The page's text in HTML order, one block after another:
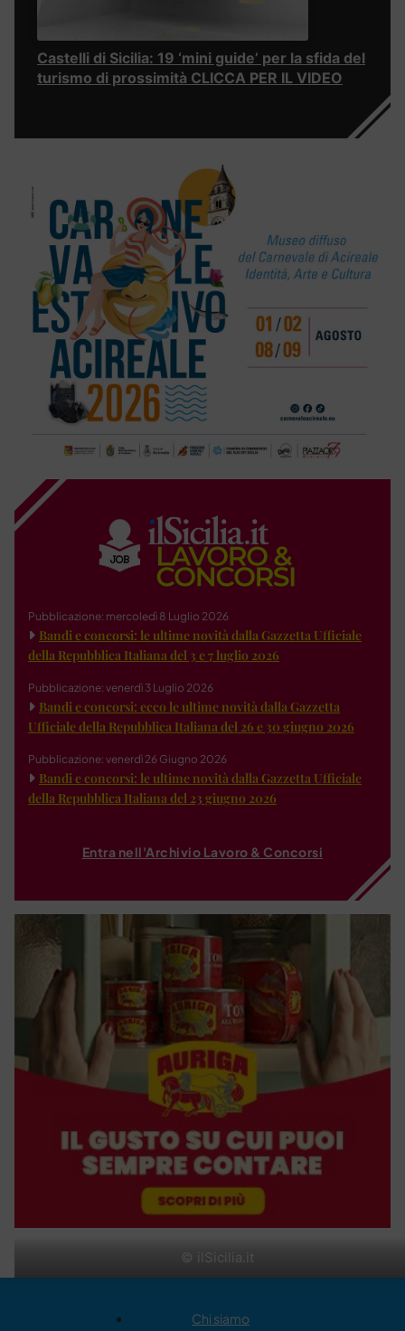
© ilSicilia.it
Castelli di Sicilia: 19 ‘mini guide’ per la sfida del
turismo di prossimità CLICCA PER IL VIDEO
Pubblicazione: mercoledì 8 Luglio 2026
Bandi e concorsi: le ultime novità dalla Gazzetta Ufficiale
della Repubblica Italiana del 3 e 7 luglio 2026
Pubblicazione: venerdì 3 Luglio 2026
Bandi e concorsi: ecco le ultime novità dalla Gazzetta
Ufficiale della Repubblica Italiana del 26 e 30 giugno 2026
Pubblicazione: venerdì 26 Giugno 2026
Bandi e concorsi: le ultime novità dalla Gazzetta Ufficiale
della Repubblica Italiana del 23 giugno 2026
Entra nell'Archivio Lavoro & Concorsi
Chi siamo